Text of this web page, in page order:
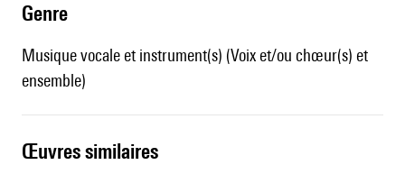
genre
Musique vocale et instrument(s) (Voix et/ou chœur(s) et
ensemble)
œuvres similaires